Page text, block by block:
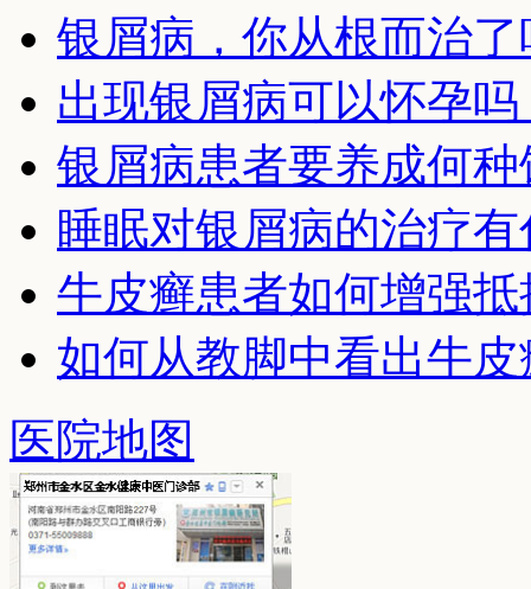
银屑病，你从根而治了
出现银屑病可以怀孕吗
银屑病患者要养成何
睡眠对银屑病的治疗
牛皮癣患者如何增强抵
如何从教脚中看出牛皮
医院地图